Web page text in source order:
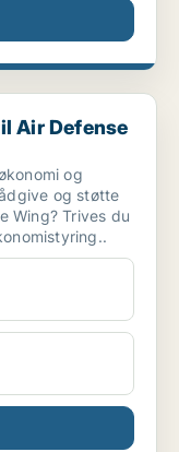
Wing
Air Defense
og
og støtte
Wing? Trives du